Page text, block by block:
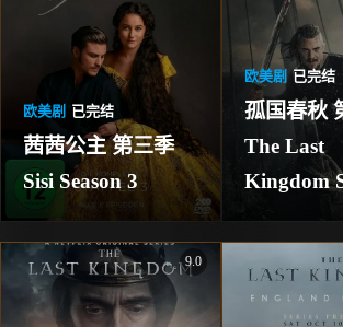
欧美剧 已完结
茜茜公主 第三季
Sisi Season 3
欧美剧 已完结
孤国春秋
The Last
Kingdom
9.0